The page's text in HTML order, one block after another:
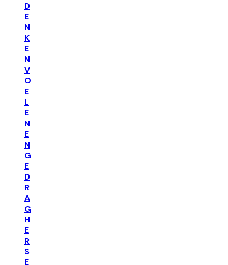
D
E
N
K
E
N
V
O
E
L
E
N
E
N
G
E
D
R
A
G
H
E
R
S
E